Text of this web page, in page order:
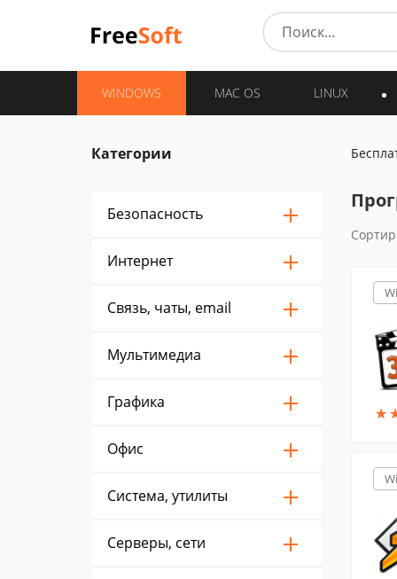
WINDOWS MAC OS LINUX
Категории
Безопасность
Интернет
Связь, чаты, email
Мультимедиа
Графика
Офис
Система, утилиты
Серверы, сети
★
★